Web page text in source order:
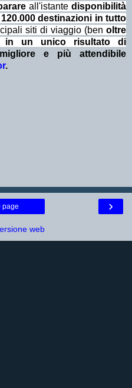
all'istantedisponibilità
destinazioni in tutto
siti di viaggio (benoltre
in un unico risultato di
e più attendibile
.
›
page
web